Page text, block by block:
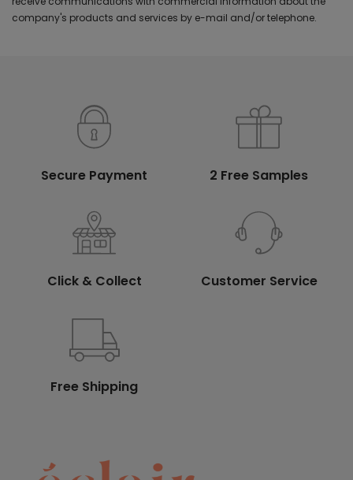
company's products and services by e-mail and/or telephone.
Secure Payment 2 Free Samples
Click & Collect Customer Service
Free Shipping